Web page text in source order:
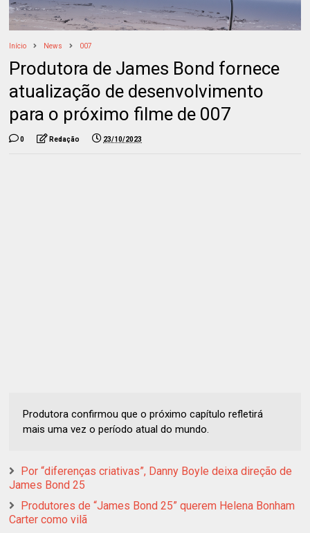
Início News 007
Produtora de James Bond fornece
atualização de desenvolvimento
para o próximo filme de 007
0 Redação 23/10/2023
Produtora confirmou que o próximo capítulo refletirá
mais uma vez o período atual do mundo.
Por “diferenças criativas”, Danny Boyle deixa direção de
James Bond 25
Produtores de “James Bond 25” querem Helena Bonham
Carter como vilã